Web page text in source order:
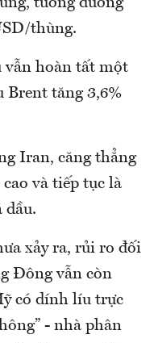
tương đương
thùng.
vẫn hoàn tất một
Brent tăng 3,6%
Iran, căng thẳng
và tiếp tục là
dầu.
xảy ra, rủi ro đối
Đông vẫn còn
có dính líu trực
- nhà phân